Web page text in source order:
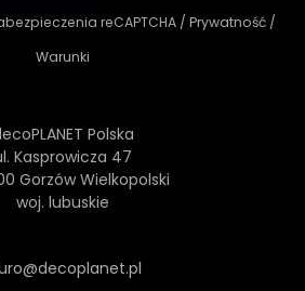
reCAPTCHA / Prywatność /
Warunki
Polska
Kasprowicza 47
Gorzów Wielkopolski
woj. lubuskie